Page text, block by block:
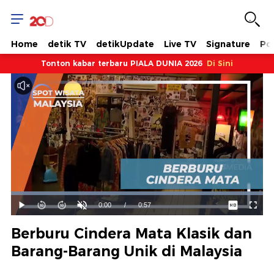
Home detik TV detikUpdate Live TV Signature
Tonton kabar terbaru PIALA DUNIA 2026 Di Sini
Mainkan
Suara
Hidup
Waktu
0:00 / Durasi
0:57
Dimuat:
100.00%
Berburu Cindera Mata Klasik dan
Barang-Barang Unik di Malaysia